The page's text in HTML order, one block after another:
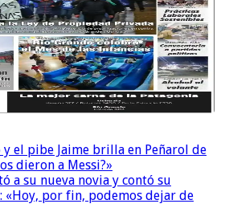
y el pibe Jaime brilla en Peñarol de
dieron a Messi?»
a su nueva novia y contó su
«Hoy, por fin, podemos dejar de